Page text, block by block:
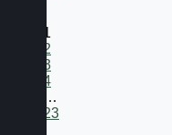
1
2
3
4
…
23